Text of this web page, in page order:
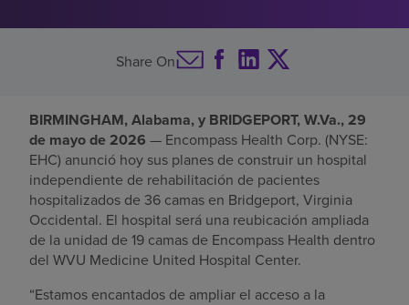
Inversores
Share On
BIRMINGHAM, Alabama, y BRIDGEPORT, W.Va., 29
de mayo de 2026 — Encompass Health Corp. (NYSE:
EHC) anunció hoy sus planes de construir un hospital
independiente de rehabilitación de pacientes
hospitalizados de 36 camas en Bridgeport, Virginia
Occidental. El hospital será una reubicación ampliada
de la unidad de 19 camas de Encompass Health dentro
del WVU Medicine United Hospital Center.
“Estamos encantados de ampliar el acceso a la